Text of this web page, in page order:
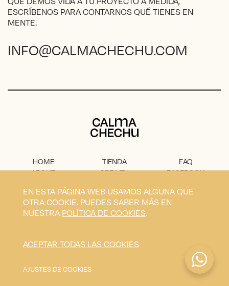
ESCRÍBENOS PARA CONTARNOS QUÉ TIENES EN
MENTE.
INFO@CALMACHECHU.COM
HOME
ABOUT
AVISO
LEGAL
TIENDA
CREA TU
CONTACTO
FAQ
FACEBOOK
Calma Chechu © 2026
EN ESTA PÁGINA WEB USAMOS ALGUNA QUE
OTRA COOKIE. PUEDES SABER MÁS EN
NUESTRA POLÍTICA DE COOKIES.
ACEPTAR TODAS LAS COOKIES
AJUSTES DE COOKIES